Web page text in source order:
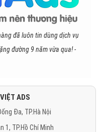
đã luôn tin dùng dịch vụ
đường 9 năm vừa qua! -
ADS
Đa, TP.Hà Nội
1, TP.Hồ Chí Minh